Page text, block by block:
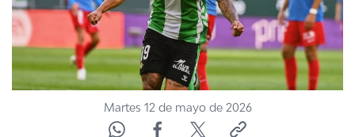
CORPORATIVO Y TRANSPARENCIA
CANAL DE DENUNCIAS
ÁREA DE PROYECTOS
Martes 12 de mayo de 2026